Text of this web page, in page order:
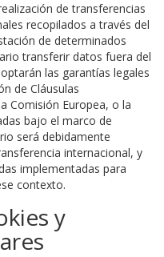
de transferencias
recopilados a través del
de determinados
transferir datos fuera del
las garantías legales
de Cláusulas
Comisión Europea, o la
bajo el marco de
será debidamente
internacional, y
implementadas para
contexto.
y